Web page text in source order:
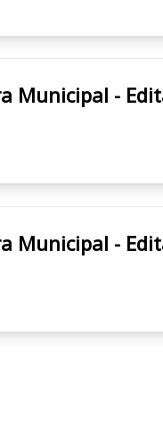
Prefeitura Municipal
Prefeitura Municipal